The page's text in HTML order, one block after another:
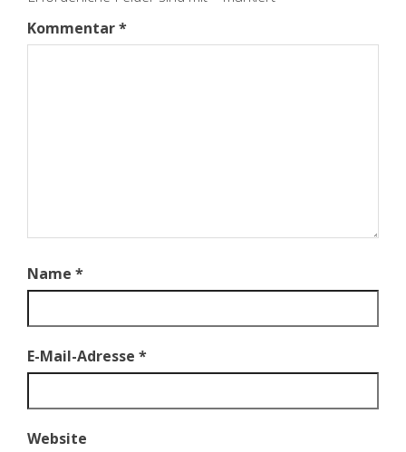
Kommentar*
Name *
E-Mail-Adresse *
Website